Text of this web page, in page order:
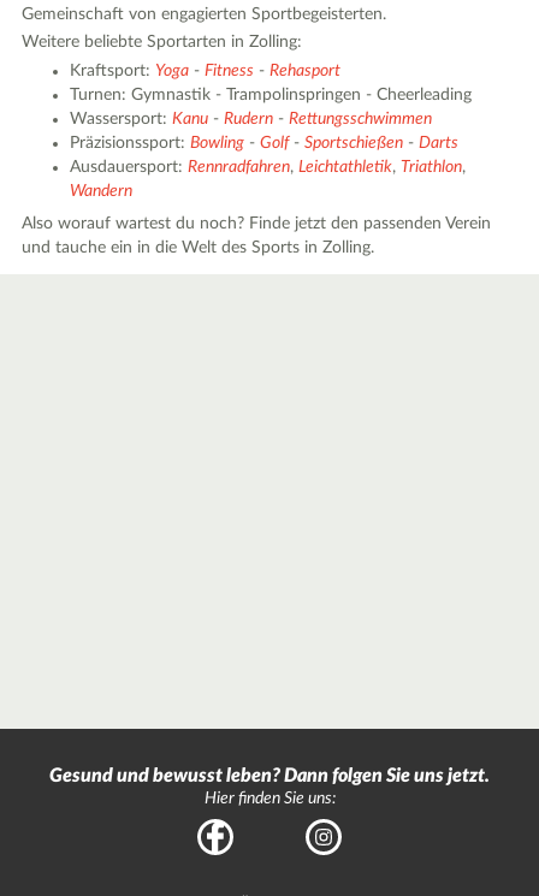
Gemeinschaft von engagierten Sportbegeisterten.
Weitere beliebte Sportarten in Zolling:
Kraftsport: Yoga -Fitness -Rehasport
Turnen: Gymnastik - Trampolinspringen - Cheerleading
Wassersport:Kanu -Rudern -Rettungsschwimmen
Präzisionssport:Bowling -Golf-Sportschießen -Darts
Ausdauersport:Rennradfahren,Leichtathletik,Triathlon,
Wandern
Also worauf wartest du noch? Finde jetzt den passenden Verein
und tauche ein in die Welt des Sports in Zolling.
Gesund und bewusst leben? Dann folgen Sie uns jetzt.
Hier finden Sie uns:
Facebook Instagram